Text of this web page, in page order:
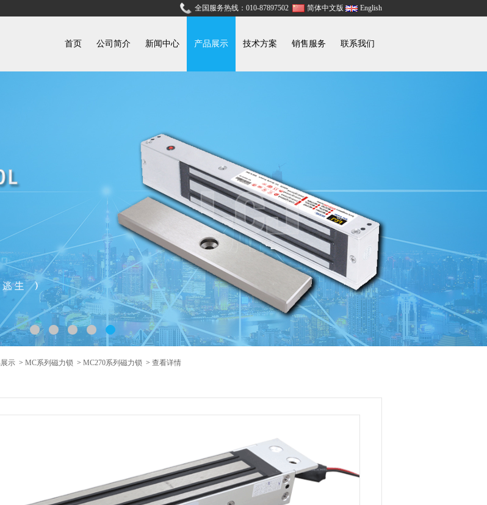
全国服务热线：010-87897502 简体中文版 English
首页 公司简介 新闻中心 产品展示 技术方案 销售服务 联系我们
示 > MC系列磁力锁 > MC270系列磁力锁 > 查看详情